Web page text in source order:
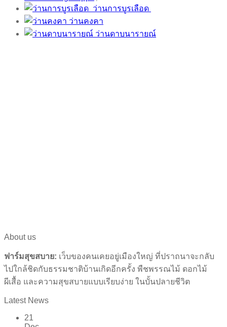
ว่านการบูรเลือด
ว่านคงคา
ว่านดาบนารายณ์
About us
ฟาร์มสุขสบาย: เว็บของคนเคยอยู่เมืองใหญ่ ที่ปราถนาจะกลับ
ไปใกล้ชิดกับธรรมชาติบ้านเกิดอีกครั้ง พืชพรรณไม้ ดอกไม้
ผีเสื้อ และความสุขสบายแบบเรียบง่าย ในบั้นปลายชีวิต
Latest News
21